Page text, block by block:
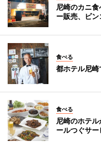
尼崎のカニ
ー販売、ビン
食べる
都ホテル尼
食べる
尼崎のホテ
ールつぐサー